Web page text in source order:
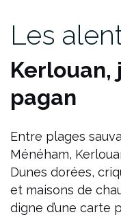
Les
Kerlouan,
pagan
Entre plages
Ménéham,
Dunes dorées,
et maisons de
digne d’une carte